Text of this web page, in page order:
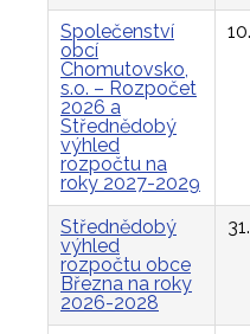
Společenství
obcí
Chomutovsko,
s.o. – Rozpočet
2026 a
Střednědobý
výhled
rozpočtu na
roky 2027-2029
Střednědobý
výhled
rozpočtu obce
Března na roky
2026-2028